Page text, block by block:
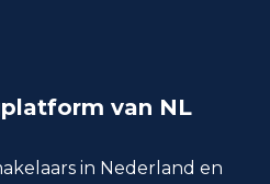
van NL
in Nederland en